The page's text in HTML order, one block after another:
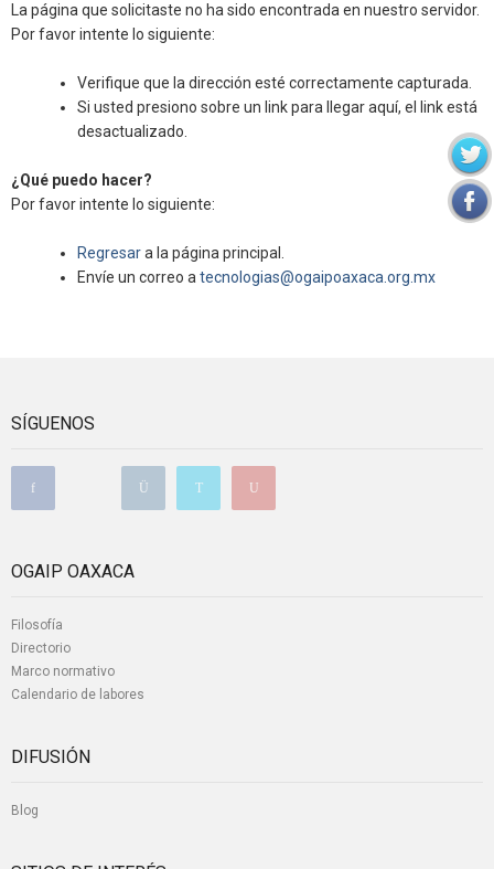
La página que solicitaste no ha sido encontrada en nuestro servidor.
Por favor intente lo siguiente:
Verifique que la dirección esté correctamente capturada.
Si usted presiono sobre un link para llegar aquí, el link está
desactualizado.
¿Qué puedo hacer?
Por favor intente lo siguiente:
Regresara la página principal.
Envíe un correo a tecnologias@ogaipoaxaca.org.mx
SÍGUENOS
OGAIP OAXACA
Filosofía
Directorio
Marco normativo
Calendario de labores
DIFUSIÓN
Blog